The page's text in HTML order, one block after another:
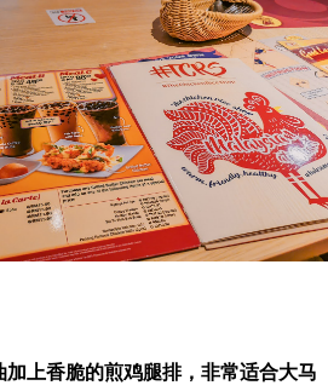
上香脆的煎鸡腿排，非常适合大马